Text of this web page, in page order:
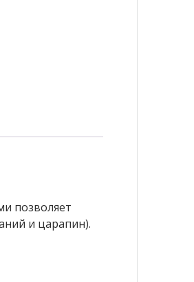
позволяет
и царапин).